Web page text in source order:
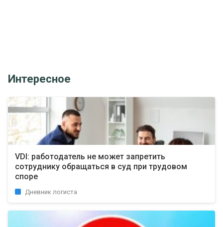
Интересное
VDI: работодатель не может запретить
сотруднику обращаться в суд при трудовом
споре
Дневник логиста